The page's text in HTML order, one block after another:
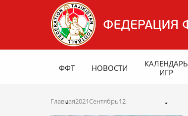
ФФТ НОВОСТИ
КАЛЕНДАРЬ
ИГР
Главная2021Сентябрь12